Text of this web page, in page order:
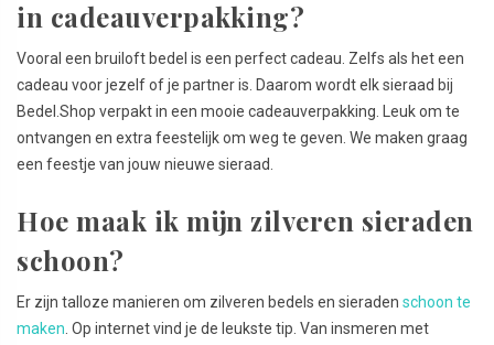
in cadeauverpakking?
Vooral een bruiloft bedel is een perfect cadeau. Zelfs als het een
cadeau voor jezelf of je partner is. Daarom wordt elk sieraad bij
Bedel.Shop verpakt in een mooie cadeauverpakking. Leuk om te
ontvangen en extra feestelijk om weg te geven. We maken graag
een feestje van jouw nieuwe sieraad.
Hoe maak ik mijn zilveren sieraden
schoon?
Er zijn talloze manieren om zilveren bedels en sieraden schoon te
maken. Op internet vind je de leukste tip. Van insmeren met